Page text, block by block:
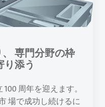
専門分野の枠
り添う
周年を迎えます。
場で成功し続けるに